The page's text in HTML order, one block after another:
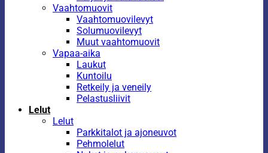
Vaahtomuovit
Vaahtomuovilevyt
Solumuovilevyt
Muut vaahtomuovit
Vapaa-aika
Laukut
Kuntoilu
Retkeily ja veneily
Pelastusliivit
Lelut
Lelut
Parkkitalot ja ajoneuvot
Pehmolelut